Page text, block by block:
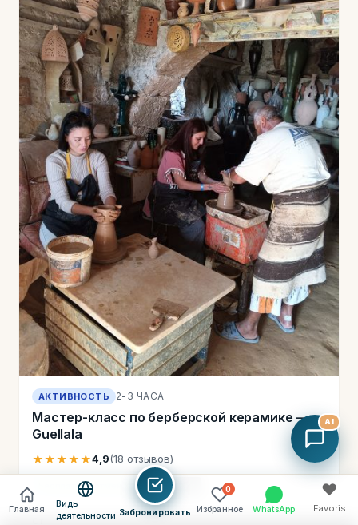
АКТИВНОСТЬ 2-3 ЧАСА
Мастер-класс по берберской керамике —
Guellala
★★★★★4,9(18 отзывов)
Бесплатная отмена Хит продаж
Главная
Виды
деятельности Забронировать
0
Избранное WhatsApp
♥
Favoris
AI